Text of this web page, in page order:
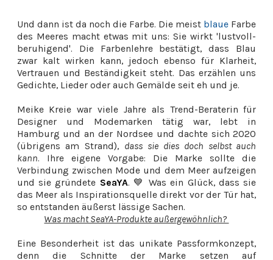
Und dann ist da noch die Farbe. Die meist blaue Farbe
des Meeres macht etwas mit uns: Sie wirkt 'lustvoll-
beruhigend'. Die Farbenlehre bestätigt, dass Blau
zwar kalt wirken kann, jedoch ebenso für Klarheit,
Vertrauen und Beständigkeit steht. Das erzählen uns
Gedichte, Lieder oder auch Gemälde seit eh und je.
Meike Kreie war viele Jahre als Trend-Beraterin für
Designer und Modemarken tätig war, lebt in
Hamburg und an der Nordsee und dachte sich 2020
(übrigens am Strand), dass sie dies doch selbst auch
kann. Ihre eigene Vorgabe: Die Marke sollte die
Verbindung zwischen Mode und dem Meer aufzeigen
und sie gründete SeaYA. 💙 Was ein Glück, dass sie
das Meer als Inspirationsquelle direkt vor der Tür hat,
so entstanden äußerst lässige Sachen.
Was macht SeaYA-Produkte außergewöhnlich?
Eine Besonderheit ist das unikate Passformkonzept,
denn die Schnitte der Marke setzen auf